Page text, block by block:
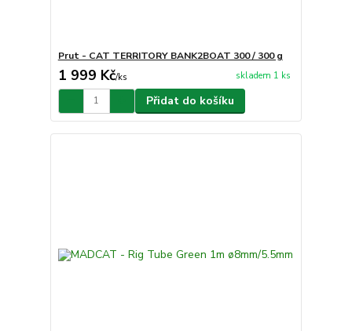
Prut - CAT TERRITORY BANK2BOAT 300 / 300 g
1 999 Kč/ks skladem 1 ks
Přidat do košíku